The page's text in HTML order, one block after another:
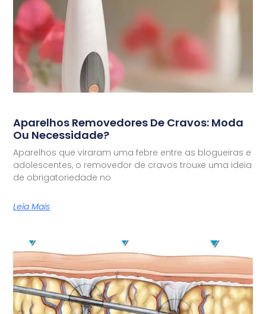
Aparelhos Removedores De Cravos: Moda
Ou Necessidade?
Aparelhos que viraram uma febre entre as blogueiras e
adolescentes, o removedor de cravos trouxe uma ideia
de obrigatoriedade no
Leia Mais